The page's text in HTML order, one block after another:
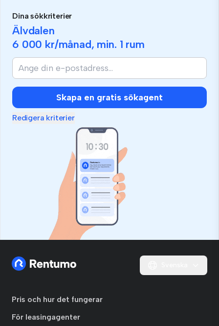
Dina sökkriterier
Älvdalen
6 000 kr/månad, min. 1 rum
Skapa en gratis sökagent
Redigera kriterier
Pris och hur det fungerar
För leasingagenter